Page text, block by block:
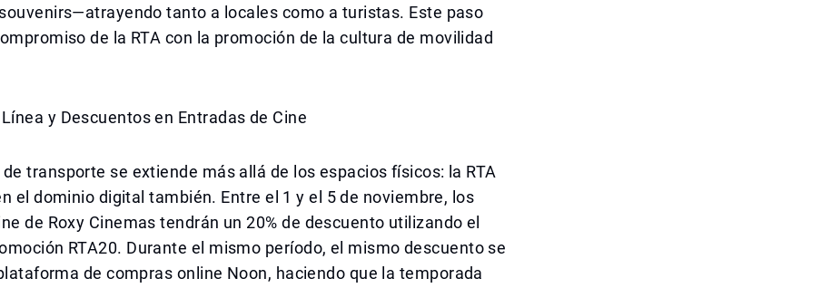
tanto a locales como a turistas. Este paso
de la RTA con la promoción de la cultura de movilidad
y Descuentos en Entradas de Cine
transporte se extiende más allá de los espacios físicos: la RTA
el dominio digital también. Entre el 1 y el 5 de noviembre, los
de Roxy Cinemas tendrán un 20% de descuento utilizando el
RTA20. Durante el mismo período, el mismo descuento se
de compras online Noon, haciendo que la temporada